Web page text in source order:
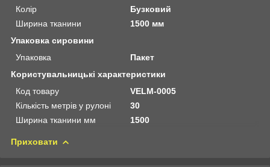
Колір
Бузковий
Ширина тканини
1500 мм
Упаковка сировини
Упаковка
Пакет
Користувальницькі характеристики
Код товару
VELM-0005
Кількість метрів у рулоні
30
Ширина тканини мм
1500
Приховати